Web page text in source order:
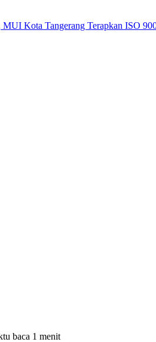
Kota Tangerang Terapkan ISO
baca 1 menit